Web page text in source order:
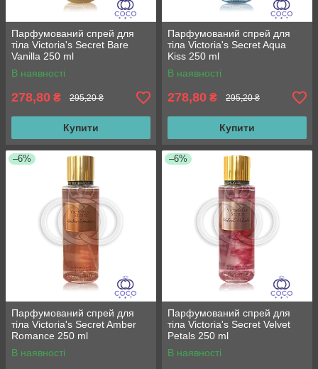
Парфумований спрей для
тіла Victoria's Secret Bare
Vanilla 250 ml
В наявності
278,80 ₴ 295,20 ₴
Купити
Парфумований спрей для
тіла Victoria's Secret Aqua
Kiss 250 ml
В наявності
278,80 ₴ 295,20 ₴
Купити
–6%
Парфумований спрей для
тіла Victoria's Secret Amber
Romance 250 ml
В наявності
–6%
Парфумований спрей для
тіла Victoria's Secret Velvet
Petals 250 ml
В наявності